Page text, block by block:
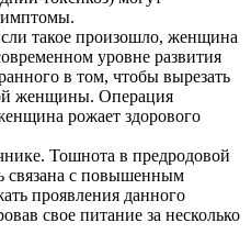
такое произошло, женщина
уровне развития
в том, чтобы вырезать
женщины. Операция
рожает здорового
Тошнота в предродовой
связана с повышенным
проявления данного
свое питание за несколько